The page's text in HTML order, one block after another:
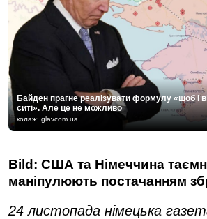
Байден прагне реалізувати формулу «щоб і
ситі». Але це не можливо
колаж: glavcom.ua
Bild: США та Німеччина
маніпулюють постачанням
24 листопада німецька